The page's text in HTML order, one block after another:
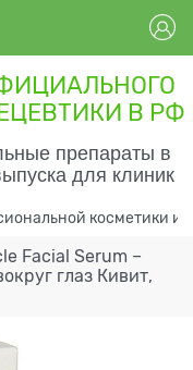
В РФ
препараты в
для клиник
косметики и
Facial Serum –
глаз Кивит,